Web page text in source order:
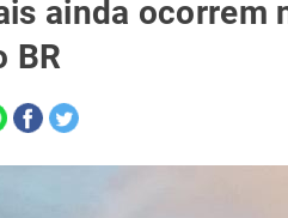
ainda ocorrem
BR